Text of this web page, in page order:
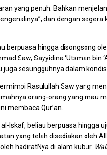
yang penuh. Bahkan
dan dengan
berpuasa hingga disongsong
Saw, Sayyidina ‘Utsman
juga sesungguhnya dalam
Rasulullah Saw yang
orang-orang yang mau
membaca Qur’an.
Iskaf, beliau berpuasa hingga
yang telah disediakan oleh
hadiratNya di alam kubur.